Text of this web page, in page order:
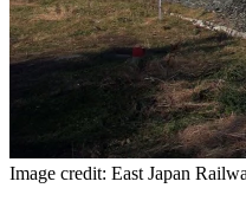
Image credit: East Japan